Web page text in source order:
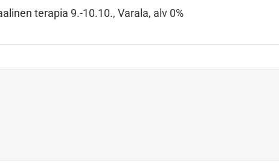
terapia 9.-10.10., Varala, alv 0%